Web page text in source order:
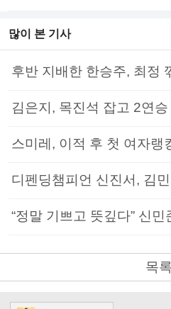
많이 본 기사
후반 지배한 한승주, 최정
김은지, 목진석 잡고 2연승
스미레, 이적 후 첫 여자랭
디펜딩챔피언 신진서, 김
“정말 기쁘고 뜻깊다” 신
목록